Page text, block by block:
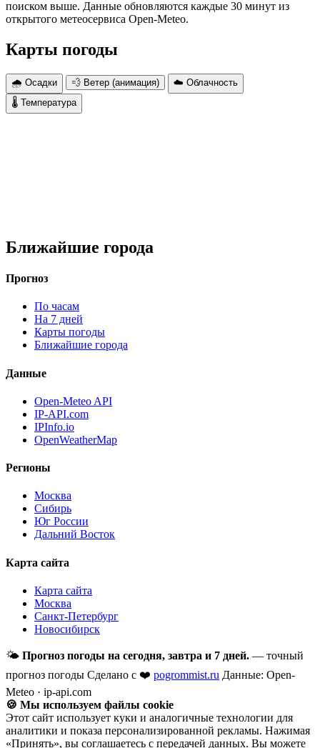
поиском выше. Данные обновляются каждые 30 минут из
открытого метеосервиса Open-Meteo.
Карты погоды
🌧 Осадки 💨 Ветер (анимация)
☁️ Облачность
🌡 Температура
Ближайшие города
Прогноз
По часам
На 7 дней
Карты погоды
Ближайшие города
Данные
Open-Meteo API
IP-API.com
IPInfo.io
OpenWeatherMap
Регионы
Москва
Сибирь
Юг России
Дальний Восток
Карта сайта
Карта сайта
Москва
Санкт-Петербург
Новосибирск
🌤 Прогноз погоды на сегодня, завтра и 7 дней. — точный
прогноз погоды Сделано с ❤️ pogrommist.ru Данные: Open-
Meteo · ip-api.com
🍪 Мы используем файлы cookie
Этот сайт использует куки и аналогичные технологии для
аналитики и показа персонализированной рекламы. Нажимая
«Принять», вы соглашаетесь с передачей данных. Вы можете